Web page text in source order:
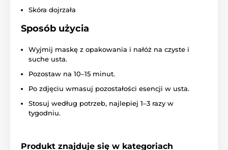
Skóra dojrzała
Sposób użycia
Wyjmij maskę z opakowania i nałóż na czyste i
suche usta.
Pozostaw na 10–15 minut.
Po zdjęciu wmasuj pozostałości esencji w usta.
Stosuj według potrzeb, najlepiej 1–3 razy w
tygodniu.
Produkt znajduje się w kategoriach